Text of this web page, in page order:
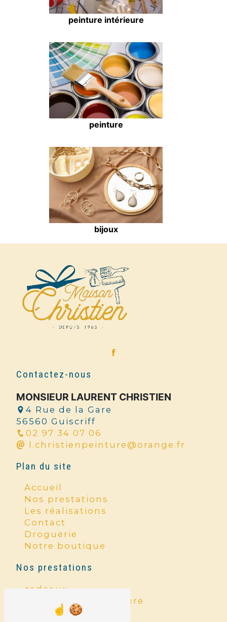
peinture intérieure
peinture
bijoux
Contactez-nous
MONSIEUR LAURENT CHRISTIEN
4 Rue de la Gare
56560 Guiscriff
02 97 34 07 06
l.christienpeinture@orange.fr
Plan du site
Accueil
Nos prestations
Les réalisations
Contact
Droguerie
Notre boutique
Nos prestations
cadeaux
entreprise de peinture
ravalement